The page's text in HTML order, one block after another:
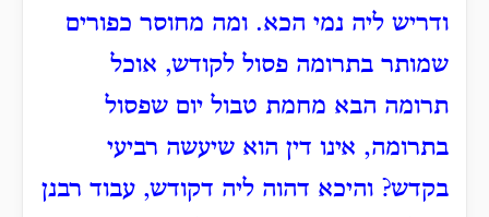
ודריש ליה נמי הכא. ומה מחוסר כפורים
שמותר בתרומה פסול לקודש, אוכל
תרומה הבא מחמת טבול יום שפסול
בתרומה, אינו דין הוא שיעשה רביעי
בקדש? והיכא דהוה ליה דקודש, עבוד רבנן